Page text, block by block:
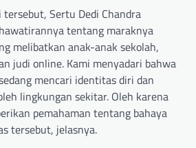
tersebut, Sertu Dedi Chandra
tentang maraknya
melibatkan anak-anak sekolah,
judi online. Kami menyadari bahwa
mencari identitas diri dan
lingkungan sekitar. Oleh karena
pemahaman tentang bahaya
tersebut, jelasnya.